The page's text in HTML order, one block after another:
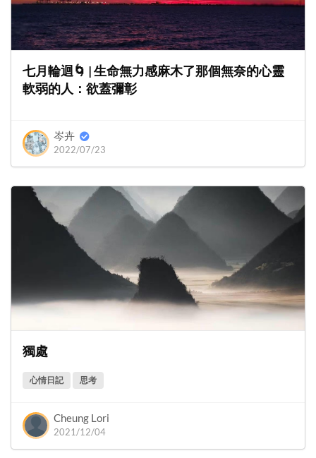
七月輪迴🌀 | 生命無力感麻木了那個無奈的心靈
軟弱的人：欲蓋彌彰
岑卉
2022/07/23
獨處
心情日記 思考
Cheung Lori
2021/12/04